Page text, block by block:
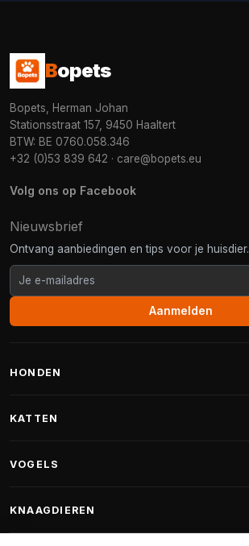
Bopets
Bopets, Herman Johan
Stationsstraat 157, 9450 Haaltert
BTW: BE 0760.058.346
+32 (0)53 839 642 · care@bopets.eu
Volg ons op Facebook
Nieuwsbrief
Ontvang aanbiedingen en tips voor je huisdier.
Aanmelden
HONDEN
Fantail hondenmanden
KATTEN
Krabpalen voor Maine Coon
VOGELS
Vogelvoer binnenvogels
KNAAGDIEREN